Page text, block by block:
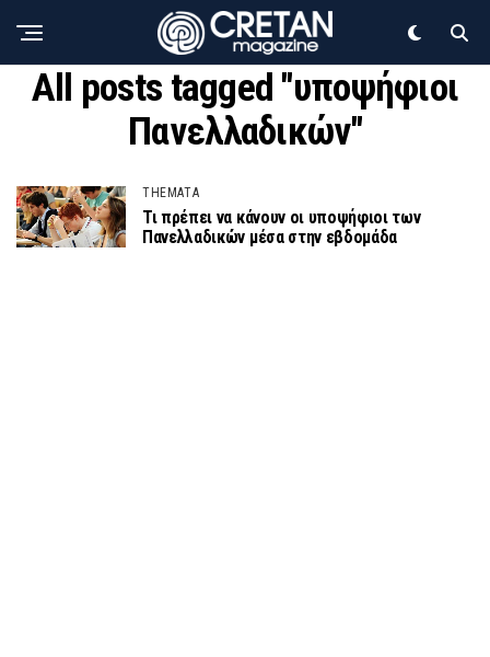
All posts tagged "υποψήφιοι
Πανελλαδικών"
THEMATA
Τι πρέπει να κάνουν οι υποψήφιοι των
Πανελλαδικών μέσα στην εβδομάδα